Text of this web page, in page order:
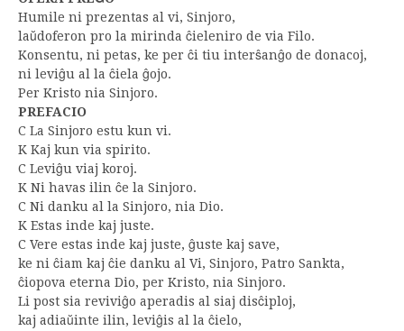
Humile ni prezentas al vi, Sinjoro,
laŭdoferon pro la mirinda ĉieleniro de via Filo.
Konsentu, ni petas, ke per ĉi tiu interŝanĝo de donacoj,
ni leviĝu al la ĉiela ĝojo.
Per Kristo nia Sinjoro.
PREFACIO
C La Sinjoro estu kun vi.
K Kaj kun via spirito.
C Leviĝu viaj koroj.
K Ni havas ilin ĉe la Sinjoro.
C Ni danku al la Sinjoro, nia Dio.
K Estas inde kaj juste.
C Vere estas inde kaj juste, ĝuste kaj save,
ke ni ĉiam kaj ĉie danku al Vi, Sinjoro, Patro Sankta,
ĉiopova eterna Dio, per Kristo, nia Sinjoro.
Li post sia reviviĝo aperadis al siaj disĉiploj,
kaj adiaŭinte ilin, leviĝis al la ĉielo,